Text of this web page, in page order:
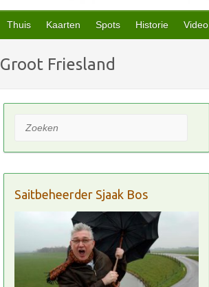
Thuis Kaarten Spots Historie Video
Groot Friesland
Zoeken
Saitbeheerder Sjaak Bos